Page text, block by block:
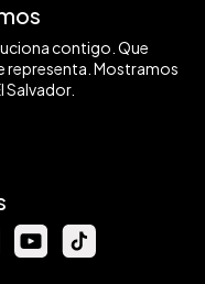
contigo. Que
representa. Mostramos
Salvador.